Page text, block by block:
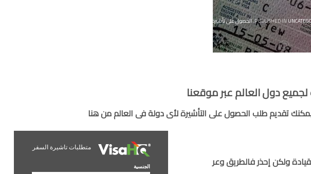
PUBLISHED IN
,الحصول على تأشيرة سفر
دول العالم عبر موقعنا
تقديم طلب الحصول على التأشيرة لأى دولة فى العالم من هنا
متطلبات تاشيرة السفر
الجنسية ولكن إحذر فالطريق وعر